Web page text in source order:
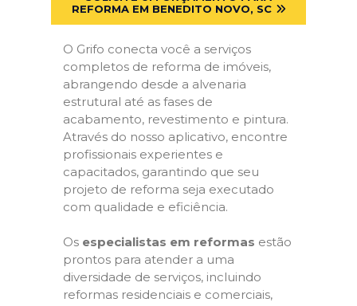
REFORMA EM BENEDITO NOVO, SC
O Grifo conecta você a serviços
completos de reforma de imóveis,
abrangendo desde a alvenaria
estrutural até as fases de
acabamento, revestimento e pintura.
Através do nosso aplicativo, encontre
profissionais experientes e
capacitados, garantindo que seu
projeto de reforma seja executado
com qualidade e eficiência.
Os especialistas em reformas estão
prontos para atender a uma
diversidade de serviços, incluindo
reformas residenciais e comerciais,